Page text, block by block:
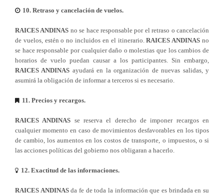
10. Retraso y cancelación de vuelos.
RAICES ANDINAS no se hace responsable por el retraso o cancelación
de vuelos, estén o no incluidos en el itinerario.RAICES ANDINAS no
se hace responsable por cualquier daño o molestias que los cambios de
horarios de vuelo puedan causar a los participantes. Sin embargo,
RAICES ANDINAS ayudará en la organización de nuevas salidas, y
asumirá la obligación de informar a terceros si es necesario.
11. Precios y recargos.
RAICES ANDINAS se reserva el derecho de imponer recargos en
cualquier momento en caso de movimientos desfavorables en los tipos
de cambio, los aumentos en los costos de transporte, o impuestos, o si
las acciones políticas del gobierno nos obligaran a hacerlo.
12. Exactitud de las informaciones.
RAICES ANDINASda fe de toda la información que es brindada en su